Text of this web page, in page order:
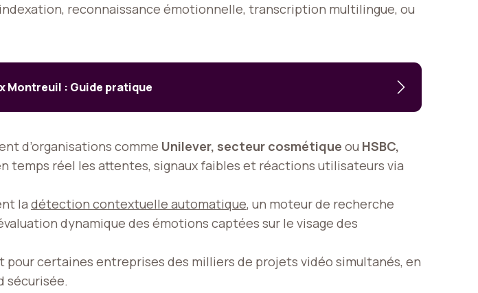
reconnaissance émotionnelle, transcription multilingue, ou
Montreuil : Guide pratique
d’organisations comme Unilever, secteur cosmétique ou HSBC,
temps réel les attentes, signaux faibles et réactions utilisateurs via
la détection contextuelle automatique, un moteur de recherche
dynamique des émotions captées sur le visage des
pour certaines entreprises des milliers de projets vidéo simultanés, en
sécurisée.